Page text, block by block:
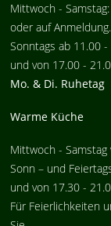
Mittwoch -
oder auf Anmeldung.
Sonntags ab 11.00
und von 17.00 -
Mo. & Di. Ruhetag
Warme Küche
Mittwoch -
Sonn – und
und von 17.30 -
Für Feierlichkeiten